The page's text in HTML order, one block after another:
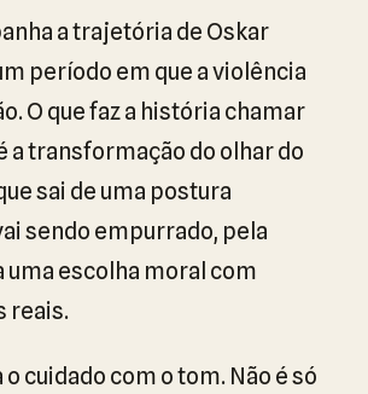
a trajetória de Oskar
período em que a violência
O que faz a história chamar
a transformação do olhar do
sai de uma postura
sendo empurrado, pela
uma escolha moral com
reais.
cuidado com o tom. Não é só